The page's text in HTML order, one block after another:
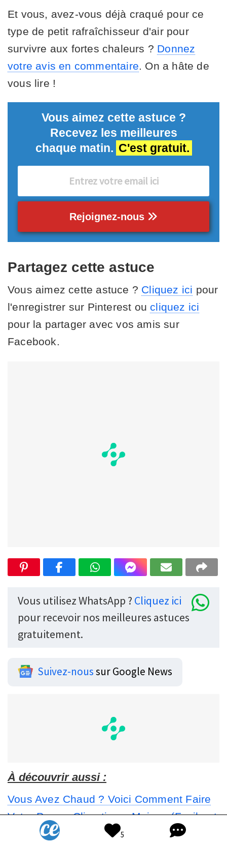
Et vous, avez-vous déjà craqué pour ce
type de petit rafraîchisseur d'air pour
survivre aux fortes chaleurs ? Donnez
votre avis en commentaire . On a hâte de
vous lire !
Vous aimez cette astuce ?
Recevez les meilleures
chaque matin. C'est gratuit.
Rejoignez-nous
Partagez cette astuce
Vous aimez cette astuce ? Cliquez ici pour
l'enregistrer sur Pinterest ou cliquez ici
pour la partager avec vos amis sur
Facebook.
Vous utilisez WhatsApp ? Cliquez ici
pour recevoir nos meilleures astuces
gratuitement.
Suivez-noussur Google News
À découvrir aussi :
Vous Avez Chaud ? Voici Comment Faire
Votre Propre Climatiseur Maison (Facile et
Pas Cher).
5